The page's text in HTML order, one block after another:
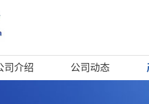
司介绍 公司动态